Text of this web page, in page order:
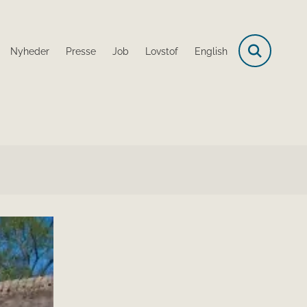
Nyheder Presse Job Lovstof English